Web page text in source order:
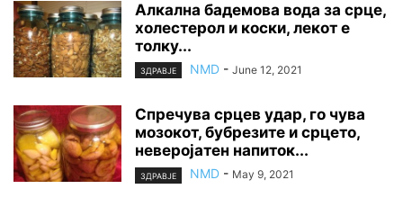
Алкална бадемова вода за срце,
холестерол и кoски, лекот е
толку...
ЗДРАВЈЕ NMD - June 12, 2021
Спречува срцев yдap, го чува
мозокот, бубрезите и срцето,
неверојатен напиток...
ЗДРАВЈЕ NMD - May 9, 2021